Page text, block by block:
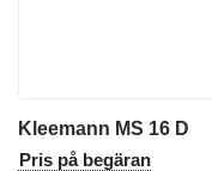
Kleemann MS 16 D
Pris på begäran